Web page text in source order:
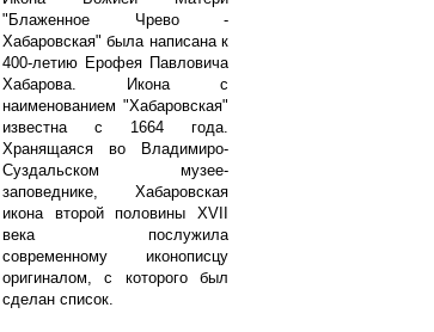
"Блаженное Чрево -
Хабаровская" была написана к
400-летию Ерофея Павловича
Хабарова. Икона с
наименованием "Хабаровская"
известна с 1664 года.
Хранящаяся во Владимиро-
Суздальском музее-
заповеднике, Хабаровская
икона второй половины XVII
века послужила
современному иконописцу
оригиналом, с которого был
сделан список.